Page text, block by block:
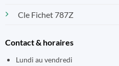
Cle Fichet 787Z
Contact & horaires
Lundi au vendredi